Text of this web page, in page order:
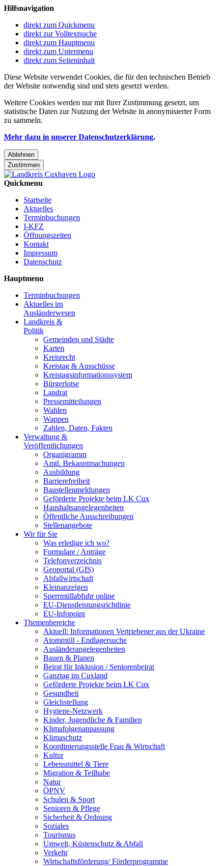
Hilfsnavigation
direkt zum Quickmenu
direkt zur Volltextsuche
direkt zum Hauptmenu
direkt zum Untermenu
direkt zum Seiteninhalt
Diese Website verwendet Cookies, die für den technischen Betrieb
der Website notwendig sind und stets gesetzt werden.
Weitere Cookies werden nur mit Ihrer Zustimmung gesetzt, um
statistische Daten zur Nutzung der Website in anonymisierter Form
zu sammeln.
Mehr dazu in unserer Datenschutzerklärung.
Ablehnen
Zustimmen
Quickmenu
Startseite
Aktuelles
Terminbuchungen
I-KFZ
Öffnungszeiten
Kontakt
Impressum
Datenschutz
Hauptmenu
Terminbuchungen
Aktuelles im
Ausländerwesen
Landkreis &
Politik
Gemeinden und Städte
Karten
Kreisrecht
Kreistag & Ausschüsse
Kreistagsinformationssystem
Bürgerlotse
Landrat
Pressemitteilungen
Wahlen
Wappen
Zahlen, Daten, Fakten
Verwaltung &
Veröffentlichungen
Organigramm
Amtl. Bekanntmachungen
Ausbildung
Barrierefreiheit
Baustellenmeldungen
Geförderte Projekte beim LK Cux
Haushaltsangelegenheiten
Öffentliche Ausschreibungen
Stellenangebote
Wir für Sie
Was erledige ich wo?
Formulare / Anträge
Telefonverzeichnis
Geoportal (GIS)
Abfallwirtschaft
Kleinanzeigen
Sperrmüllabfuhr online
EU-Dienstleistungsrichtlinie
EU-Infopoint
Themenbereiche
Aktuell: Informationen Vertriebener aus der Ukraine
Atommüll - Endlagersuche
Ausländerangelegenheiten
Bauen & Planen
Beirat für Inklusion / Seniorenbeirat
Ganztag im Cuxland
Geförderte Projekte beim LK Cux
Gesundheit
Gleichstellung
Hygiene-Netzwerk
Kinder, Jugendliche & Familien
Klimafolgenanpassung
Klimaschutz
Koordinierungsstelle Frau & Wirtschaft
Kultur
Lebensmittel & Tiere
Migration & Teilhabe
Natur
ÖPNV
Schulen & Sport
Senioren & Pflege
Sicherheit & Ordnung
Soziales
Tourismus
Umwelt, Küstenschutz & Abfall
Verkehr
Wirtschaftsförderung/ Förderprogramme